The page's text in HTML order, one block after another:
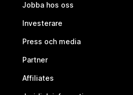
Jobba hos oss
Investerare
Press och media
Partner
Affiliates